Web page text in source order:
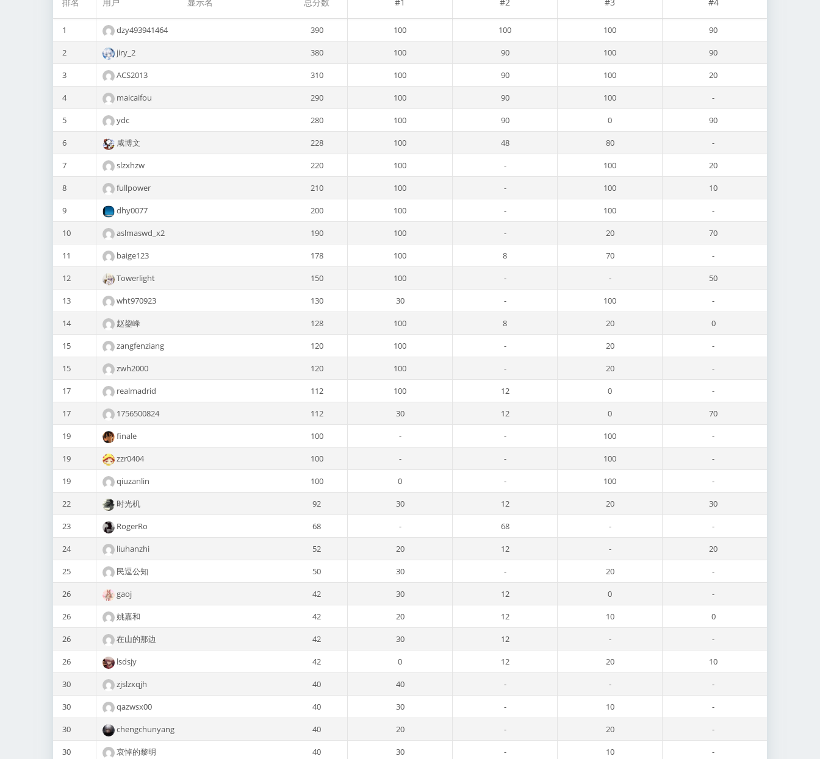
1 dzy493941464 390 100 100 100 90
2 jiry_2 380 100 90 100 90
3 ACS2013 310 100 90 100 20
4 maicaifou 290 100 90 100 -
5 ydc 280 100 90 0 90
6 咸博文 228 100 48 80 -
7 slzxhzw 220 100 - 100 20
8 fullpower 210 100 - 100 10
9 dhy0077 200 100 - 100 -
10 aslmaswd_x2 190 100 - 20 70
11 baige123 178 100 8 70 -
12 Towerlight 150 100 - - 50
13 wht970923 130 30 - 100 -
14 赵鋆峰 128 100 8 20 0
15 zangfenziang 120 100 - 20 -
15 zwh2000 120 100 - 20 -
17 realmadrid 112 100 12 0 -
17 1756500824 112 30 12 0 70
19 finale 100 - - 100 -
19 zzr0404 100 - - 100 -
19 qiuzanlin 100 0 - 100 -
22 时光机 92 30 12 20 30
23 RogerRo 68 - 68 - -
24 liuhanzhi 52 20 12 - 20
25 民逗公知 50 30 - 20 -
26 gaoj 42 30 12 0 -
26 姚嘉和 42 20 12 10 0
26 在山的那边 42 30 12 - -
26 lsdsjy 42 0 12 20 10
30 zjslzxqjh 40 40 - - -
30 qazwsx00 40 30 - 10 -
30 chengchunyang 40 20 - 20 -
30 哀悼的黎明 40 30 - 10 -